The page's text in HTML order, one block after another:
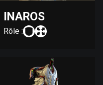
INAROS
Rôle :